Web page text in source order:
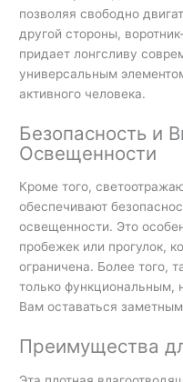
позволяя свободно
другой стороны,
придает лонгсливу
универсальным
активного человека.
Безопасность и
Освещенности
Кроме того,
обеспечивают
освещенности. Это
пробежек или прогулок,
ограничена. Более того,
только функциональным,
Вам оставаться
Преимущества